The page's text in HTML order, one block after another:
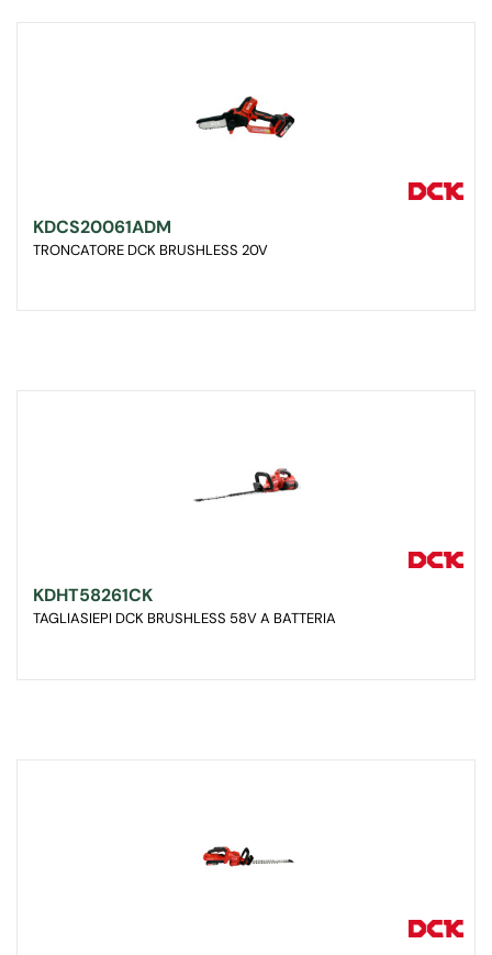
KDCS20061ADM
TRONCATORE DCK BRUSHLESS 20V
KDHT58261CK
TAGLIASIEPI DCK BRUSHLESS 58V A BATTERIA